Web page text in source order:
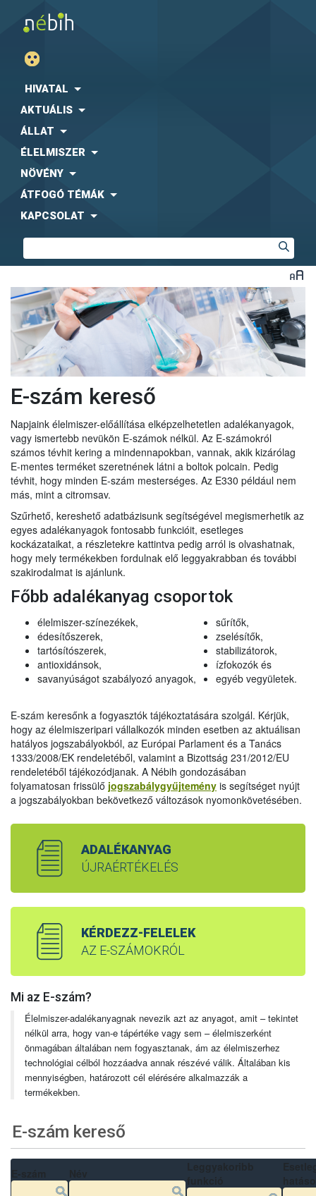
HIVATAL
AKTUÁLIS
ÁLLAT
ÉLELMISZER
NÖVÉNY
ÁTFOGÓ TÉMÁK
KAPCSOLAT
E-szám kereső
Napjaink élelmiszer-előállítása elképzelhetetlen adalékanyagok,
vagy ismertebb nevükön E-számok nélkül. Az E-számokról
számos tévhit kering a mindennapokban, vannak, akik kizárólag
E-mentes terméket szeretnének látni a boltok polcain. Pedig
tévhit, hogy minden E-szám mesterséges. Az E330 például nem
más, mint a citromsav.
Szűrhető, kereshető adatbázisunk segítségével megismerhetik az
egyes adalékanyagok fontosabb funkcióit, esetleges
kockázataikat, a részletekre kattintva pedig arról is olvashatnak,
hogy mely termékekben fordulnak elő leggyakrabban és további
szakirodalmat is ajánlunk.
Főbb adalékanyag csoportok
élelmiszer-színezékek,
édesítőszerek,
tartósítószerek,
antioxidánsok,
savanyúságot szabályozó anyagok,
sűrítők,
zselésítők,
stabilizátorok,
ízfokozók és
egyéb vegyületek.
E-szám keresőnk a fogyasztók tájékoztatására szolgál. Kérjük,
hogy az élelmiszeripari vállalkozók minden esetben az aktuálisan
hatályos jogszabályokból, az Európai Parlament és a Tanács
1333/2008/EK rendeletéből, valamint a Bizottság 231/2012/EU
rendeletéből tájékozódjanak. A Nébih gondozásában
folyamatosan frissülő jogszabálygyűjtemény is segítséget nyújt
a jogszabályokban bekövetkező változások nyomonkövetésében.
ADALÉKANYAG
ÚJRAÉRTÉKELÉS
KÉRDEZZ-FELELEK
AZ E-SZÁMOKRÓL
Mi az E-szám?
Élelmiszer-adalékanyagnak nevezik azt az anyagot, amit – tekintet
nélkül arra, hogy van-e tápértéke vagy sem – élelmiszerként
önmagában általában nem fogyasztanak, ám az élelmiszerhez
technológiai célból hozzáadva annak részévé válik. Általában kis
mennyiségben, határozott cél elérésére alkalmazzák a
termékekben.
E-szám kereső